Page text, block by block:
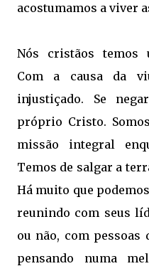
acostumamos a viver
Nós cristãos temos
Com a causa da
injustiçado. Se
próprio Cristo.
missão integral
Temos de salgar a
Há muito que
reunindo com seus
ou não, com pessoas
pensando numa